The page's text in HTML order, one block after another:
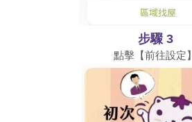
步驟 3
點擊【前往設定】